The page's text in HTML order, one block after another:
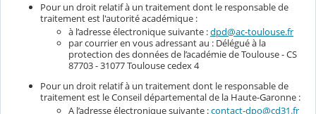
Pour un droit relatif à un traitement dont le responsable de
traitement est l'autorité académique :
à l’adresse électronique suivante :dpd@ac-toulouse.fr
par courrier en vous adressant au : Délégué à la
protection des données de l’académie de Toulouse - CS
87703 - 31077 Toulouse cedex 4
Pour un droit relatif à un traitement dont le responsable de
traitement est le Conseil départemental de la Haute-Garonne :
A l’adresse électronique suivante :contact-dpo@cd31.fr